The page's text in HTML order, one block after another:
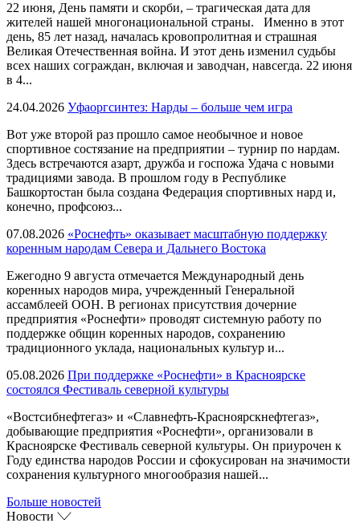
22 июня, День памяти и скорби, – трагическая дата для
жителей нашей многонациональной страны. Именно в этот
день, 85 лет назад, началась кровопролитная и страшная
Великая Отечественная война. И этот день изменил судьбы
всех наших сограждан, включая и заводчан, навсегда. 22 июня
в 4...
24.04.2026 Уфаоргсинтез: Нарды – больше чем игра
Вот уже второй раз прошло самое необычное и новое
спортивное состязание на предприятии – турнир по нардам.
Здесь встречаются азарт, дружба и госпожа Удача с новыми
традициями завода. В прошлом году в Республике
Башкортостан была создана Федерация спортивных нард и,
конечно, профсоюз...
07.08.2026 «Роснефть» оказывает масштабную поддержку
коренным народам Севера и Дальнего Востока
Ежегодно 9 августа отмечается Международный день
коренных народов мира, учрежденный Генеральной
ассамблеей ООН. В регионах присутствия дочерние
предприятия «Роснефти» проводят системную работу по
поддержке общин коренных народов, сохранению
традиционного уклада, национальных культур и...
05.08.2026 При поддержке «Роснефти» в Красноярске
состоялся Фестиваль северной культуры
«Востсибнефтегаз» и «Славнефть-Красноярскнефтегаз»,
добывающие предприятия «Роснефти», организовали в
Красноярске Фестиваль северной культуры. Он приурочен к
Году единства народов России и сфокусирован на значимости
сохранения культурного многообразия нашей...
Больше новостей
Новости